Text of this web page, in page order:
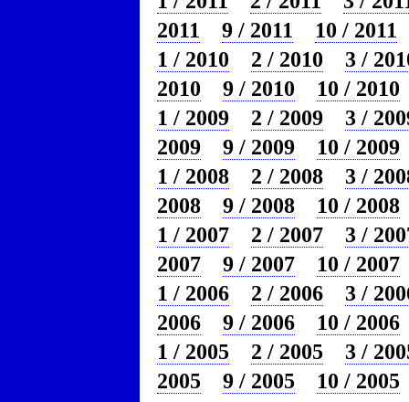
2011
9 / 2011
10 / 2011
1 / 2010
2 / 2010
3 /
2010
9 / 2010
10 / 2010
1 / 2009
2 / 2009
3 /
2009
9 / 2009
10 / 2009
1 / 2008
2 / 2008
3 /
2008
9 / 2008
10 / 2008
1 / 2007
2 / 2007
3 /
2007
9 / 2007
10 / 2007
1 / 2006
2 / 2006
3 /
2006
9 / 2006
10 / 2006
1 / 2005
2 / 2005
3 /
2005
9 / 2005
10 / 2005